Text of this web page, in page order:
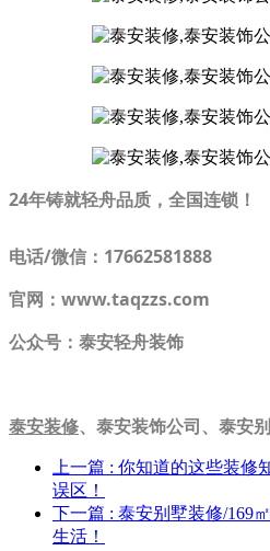
24年铸就轻舟品质，全国连锁！
电话/微信：17662581888
官网：www.taqzzs.com
公众号：泰安轻舟装饰
泰安装修、泰安装饰公司、泰安
上一篇 : 你知道的这些装修
误区！
下一篇 : 泰安别墅装修/169
生活！